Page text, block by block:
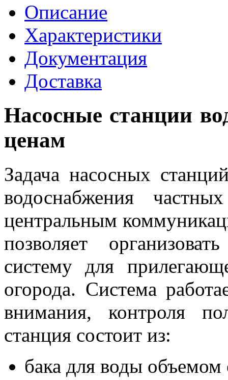
Описание
Характеристики
Документация
Доставка
Насосные станции
ценам
Задача насосных
водоснабжения
центральным
позволяет
систему для
огорода. Система
внимания, контроля
станция состоит из:
бака для воды объемом